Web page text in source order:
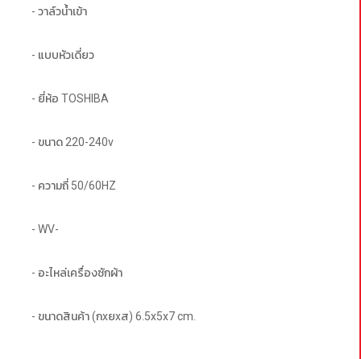
- วาล์วน้ำเข้า
- แบบหัวเดี่ยว
- ยี่ห้อ TOSHIBA
- ขนาด 220-240v
- ความถี่ 50/60HZ
- WV-
- อะไหล่เครื่องซักผ้า
- ขนาดสินค้า (กxยxส) 6.5x5x7 cm.